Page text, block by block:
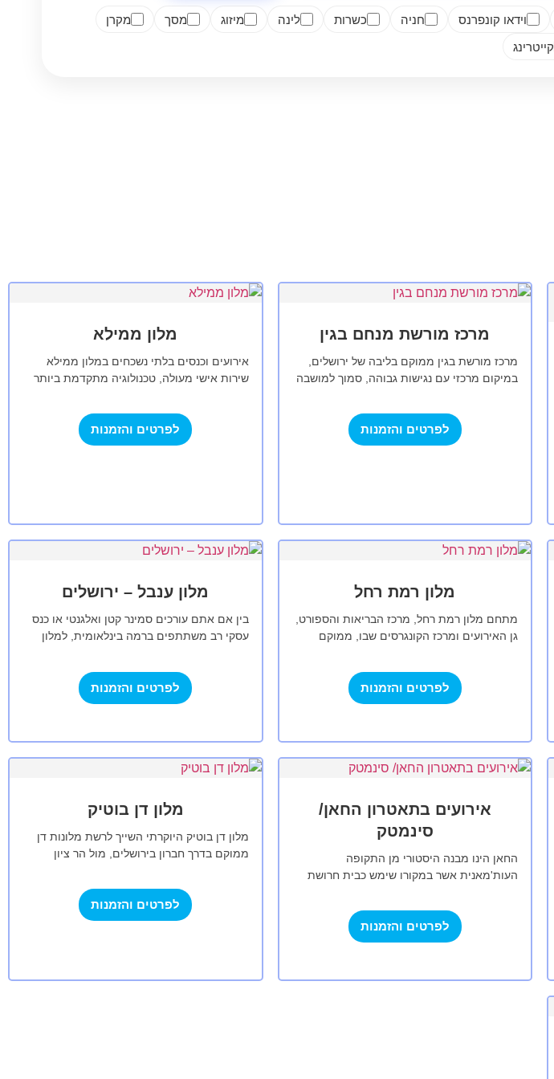
וידאו קונפרנס חניה כשרות לינה מיזוג מסך
מקרן
קייטרינג
מרכז מורשת מנחם בגין
מרכז מורשת בגין ממוקם בליבה של ירושלים,
במיקום מרכזי עם נגישות גבוהה, סמוך למושבה
העיר. המרכז…
לפרטים והזמנות
מלון ממילא
אירועים וכנסים בלתי נשכחים במלון ממילא
שירות אישי מעולה, טכנולוגיה מתקדמת ביותר
לפרטים והזמנות
מלון רמת רחל
מתחם מלון רמת רחל, מרכז הבריאות והספורט,
גן האירועים ומרכז הקונגרסים שבו, ממוקם
לפרטים והזמנות
מלון ענבל – ירושלים
בין אם אתם עורכים סמינר קטן ואלגנטי או כנס
עסקי רב משתתפים ברמה בינלאומית, למלון
לפרטים והזמנות
אירועים בתאטרון החאן/
סינמטק
החאן הינו מבנה היסטורי מן התקופה
העות'מאנית אשר במקורו שימש כבית חרושת
ירושלים מוקפת החומות. בהמשך…
לפרטים והזמנות
מלון דן בוטיק
מלון דן בוטיק היוקרתי השייך לרשת מלונות דן
ממוקם בדרך חברון בירושלים, מול הר ציון
לפרטים והזמנות